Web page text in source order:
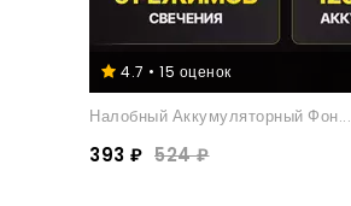
4.7 • 15 оценок
Налобный Аккумуляторный Фон...
393 ₽ 524 ₽